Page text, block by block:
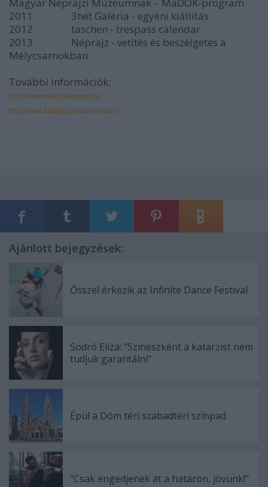
2011 3hét Galéria - egyéni kiállítás
2012 taschen - trespass calendar
2013 Néprajz - vetítés és beszélgetés a
Mélycsarnokban
További információk:
http://slowmade.blogspot.hu/
http://www.fotolog.com/slowmade/
Ajánlott bejegyzések:
Ősszel érkezik az Infinite Dance Festival
Sodró Eliza: "Színészként a katarzist nem
tudjuk garantálni"
Épül a Dóm téri szabadtéri színpad
"Csak engedjenek át a határon, jövünk!"